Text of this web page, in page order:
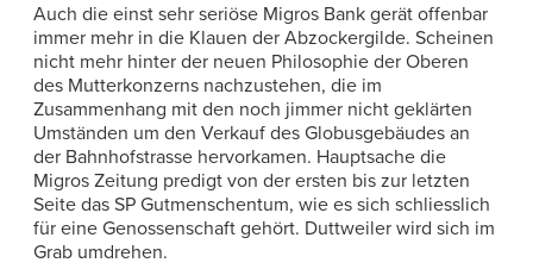
Auch die einst sehr seriöse Migros Bank gerät offenbar
immer mehr in die Klauen der Abzockergilde. Scheinen
nicht mehr hinter der neuen Philosophie der Oberen
des Mutterkonzerns nachzustehen, die im
Zusammenhang mit den noch jimmer nicht geklärten
Umständen um den Verkauf des Globusgebäudes an
der Bahnhofstrasse hervorkamen. Hauptsache die
Migros Zeitung predigt von der ersten bis zur letzten
Seite das SP Gutmenschentum, wie es sich schliesslich
für eine Genossenschaft gehört. Duttweiler wird sich im
Grab umdrehen.